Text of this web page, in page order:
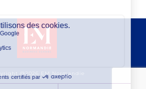
@2026 EM Normandie